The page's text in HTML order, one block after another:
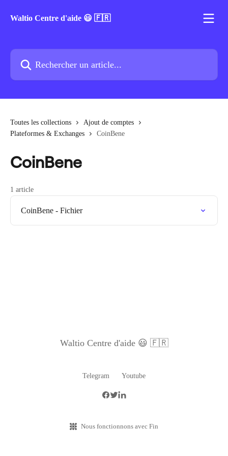
Waltio Centre d'aide 😃 🇫🇷
Rechercher un article...
Toutes les collections
Ajout de comptes
Plateformes & Exchanges
CoinBene
CoinBene
1 article
CoinBene - Fichier
Waltio Centre d'aide 😃 🇫🇷
Telegram Youtube
Nous fonctionnons avec Fin